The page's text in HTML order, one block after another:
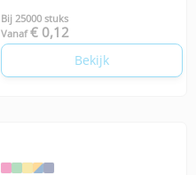
Bij 25000 stuks
Vanaf € 0,12
Bekijk